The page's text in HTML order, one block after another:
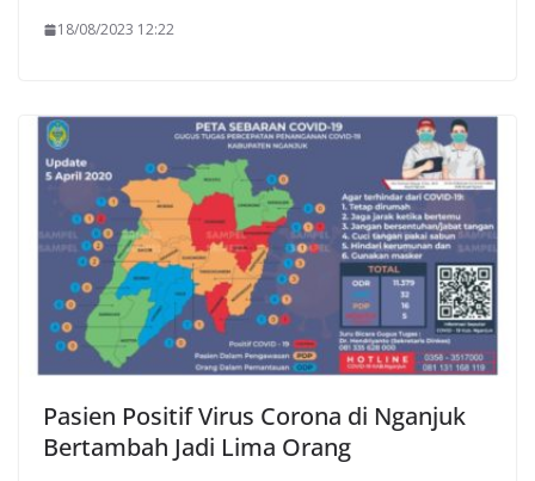
18/08/2023 12:22
Pasien Positif Virus Corona di Nganjuk
Bertambah Jadi Lima Orang